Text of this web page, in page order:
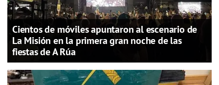
Cientos de móviles apuntaron al escenario de
La Misión en la primera gran noche de las
fiestas de A Rúa